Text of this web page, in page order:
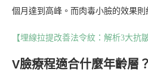
個月達到高峰。而肉毒小臉的效果則
【埋線拉提改善法令紋：解析3大抗
V臉療程適合什麼年齡層？